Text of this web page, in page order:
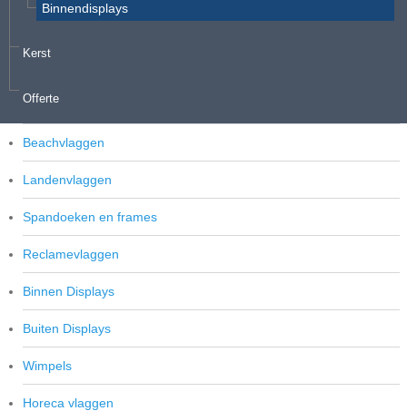
Binnendisplays
Kerst
Offerte
Vlaggenmasten
Beachvlaggen
Landenvlaggen
Spandoeken en frames
Reclamevlaggen
Binnen Displays
Buiten Displays
Wimpels
Horeca vlaggen